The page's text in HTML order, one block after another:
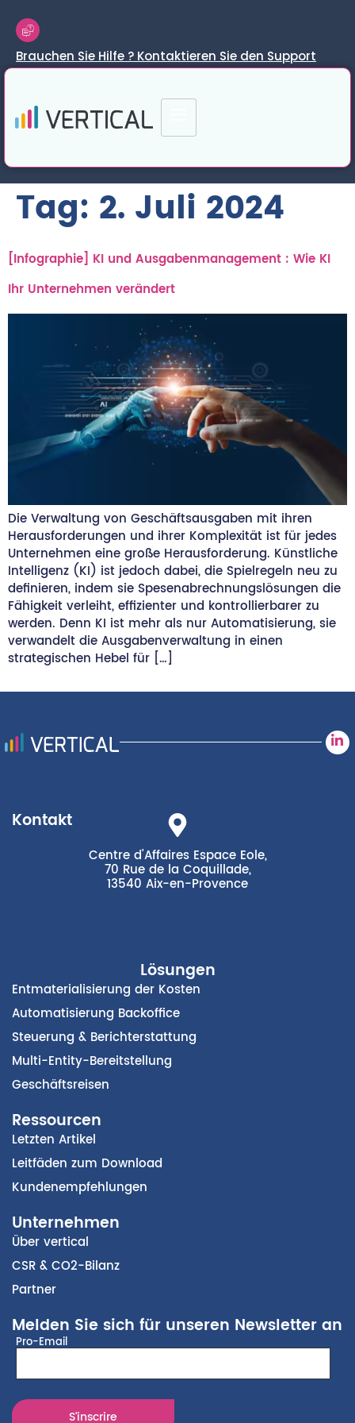
Brauchen Sie Hilfe ? Kontaktieren Sie den Support
Tag: 2. Juli 2024
[Infographie] KI und Ausgabenmanagement : Wie KI
Ihr Unternehmen verändert
Die Verwaltung von Geschäftsausgaben mit ihren
Herausforderungen und ihrer Komplexität ist für jedes
Unternehmen eine große Herausforderung. Künstliche
Intelligenz (KI) ist jedoch dabei, die Spielregeln neu zu
definieren, indem sie Spesenabrechnungslösungen die
Fähigkeit verleiht, effizienter und kontrollierbarer zu
werden. Denn KI ist mehr als nur Automatisierung, sie
verwandelt die Ausgabenverwaltung in einen
strategischen Hebel für […]
Kontakt
Centre d'Affaires Espace Eole,
70 Rue de la Coquillade,
13540 Aix-en-Provence
Lösungen
Entmaterialisierung der Kosten
Automatisierung Backoffice
Steuerung & Berichterstattung
Multi-Entity-Bereitstellung
Geschäftsreisen
Ressourcen
Letzten Artikel
Leitfäden zum Download
Kundenempfehlungen
Unternehmen
Über vertical
CSR & CO2-Bilanz
Partner
Melden Sie sich für unseren Newsletter an
Pro-Email